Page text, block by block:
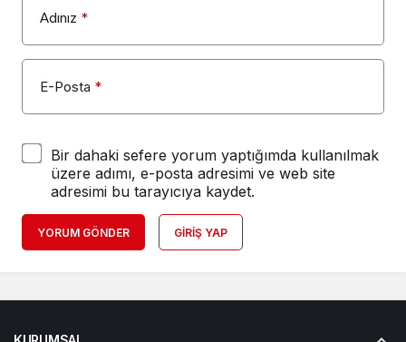
Adınız *
E-Posta *
Bir dahaki sefere yorum yaptığımda kullanılmak
üzere adımı, e-posta adresimi ve web site
adresimi bu tarayıcıya kaydet.
YORUM GÖNDER GIRIŞ YAP